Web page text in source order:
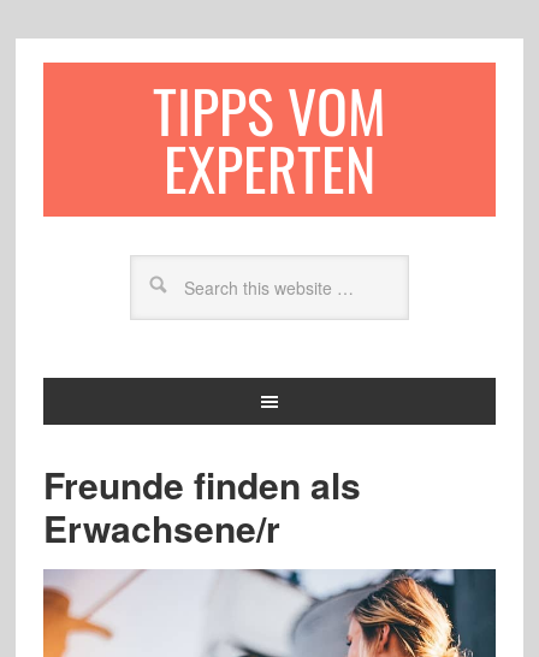
TIPPS VOM
EXPERTEN
Freunde finden als
Erwachsene/r